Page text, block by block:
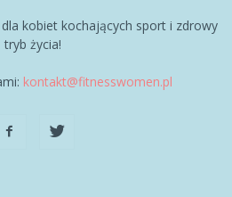
kobiet kochających sport i zdrowy
tryb życia!
kontakt@fitnesswomen.pl